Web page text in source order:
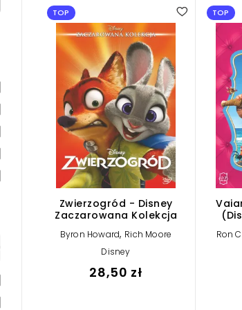
TOP
Zwierzogród - Disney
Zaczarowana Kolekcja
Byron Howard, Rich Moore
Disney
28,50 zł
TOP
Ron